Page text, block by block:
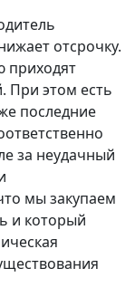
отсрочку.
приходят
При этом есть
последние
за неудачный
мы закупаем
и который